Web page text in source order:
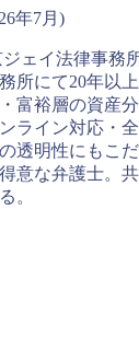
年7月)
ジェイ法律事務
所にて20年以
富裕層の資産
ライン対応・
透明性にもこ
意な弁護士。
。